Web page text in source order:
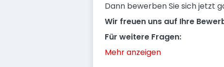
Dann bewerben Sie sich jetzt
Wir freuen uns auf Ihre
Für weitere Fragen:
Mehr anzeigen